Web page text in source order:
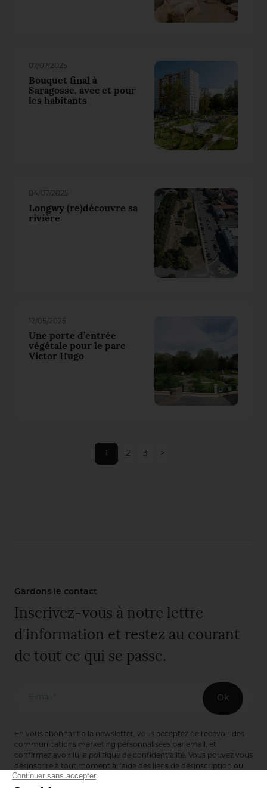
07/07/2025
Bouquet final à
Saragosse, avec et pour
les habitants
04/07/2025
Longwy (re)découvre sa
rivière
12/05/2025
Une porte d’entrée
végétale pour le parc
Victor Hugo
1 2 3 >
Gardons le contact
Inscrivez-vous à notre lettre
d'information et restez au courant
de tout ce qui se passe.
E-mail * Ok
En vous abonnant à la newsletter, vous acceptez de recevoir des
communications marketing personnalisées par email, et
confirmez avoir lu la politique de confidentialité. Vous pouvez vous
désinscrire à tout moment à l’aide des liens de désinscription ou
en nous contactant via notre formulaire de contact :